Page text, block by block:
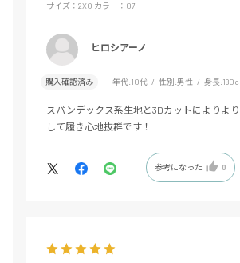
サイズ：2XO カラー：07
ヒロシアーノ
購入確認済み 年代:10代 性別:男性 身長:
スパンデックス系生地と3Dカットによりよ
して履き心地抜群です！
参考になった 0